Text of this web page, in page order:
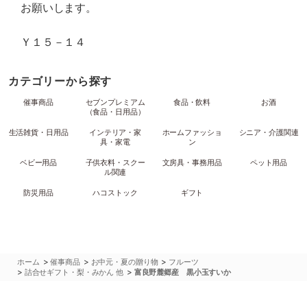
お願いします。
Ｙ１５－１４
カテゴリーから探す
催事商品
セブンプレミアム
（食品・日用品）
食品・飲料 お酒
生活雑貨・日用品
インテリア・家
具・家電
ホームファッショ
ン
シニア・介護関連
ベビー用品
子供衣料・スクー
ル関連
文房具・事務用品 ペット用品
防災用品 ハコストック ギフト
ホーム >催事商品 > お中元・夏の贈り物 > フルーツ
> 詰合せギフト・梨・みかん 他 > 富良野麓郷産 黒小玉すいか